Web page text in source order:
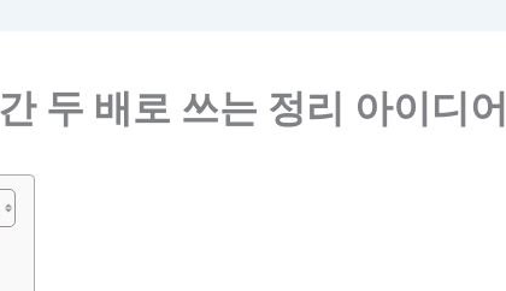
두 배로 쓰는 정리 아이디어